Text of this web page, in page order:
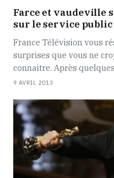
Farce et vaudeville
sur le service public
France Télévision vous
surprises que vous ne
connaitre. Après
9 AVRIL 2013